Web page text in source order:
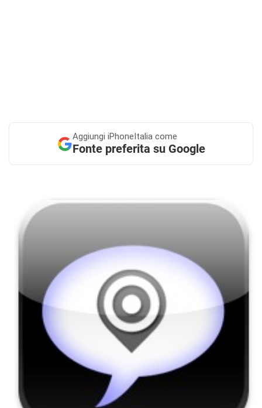
Aggiungi iPhoneItalia come
Fonte preferita su Google